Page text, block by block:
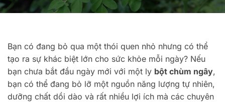
Bạn có đang bỏ qua một thói quen nhỏ nhưng có thể
tạo ra sự khác biệt lớn cho sức khỏe mỗi ngày? Nếu
bạn chưa bắt đầu ngày mới với một ly bột chùm ngây,
bạn có thể đang bỏ lỡ một nguồn năng lượng tự nhiên,
dưỡng chất dồi dào và rất nhiều lợi ích mà các chuyên